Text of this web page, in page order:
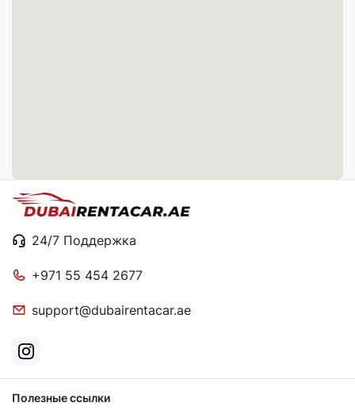
24/7 Поддержка
+971 55 454 2677
support@dubairentacar.ae
Полезные ссылки